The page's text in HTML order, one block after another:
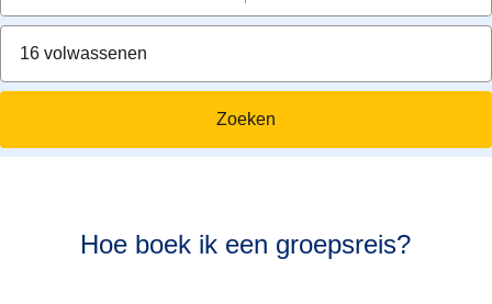
16 volwassenen
Zoeken
Hoe boek ik een groepsreis?